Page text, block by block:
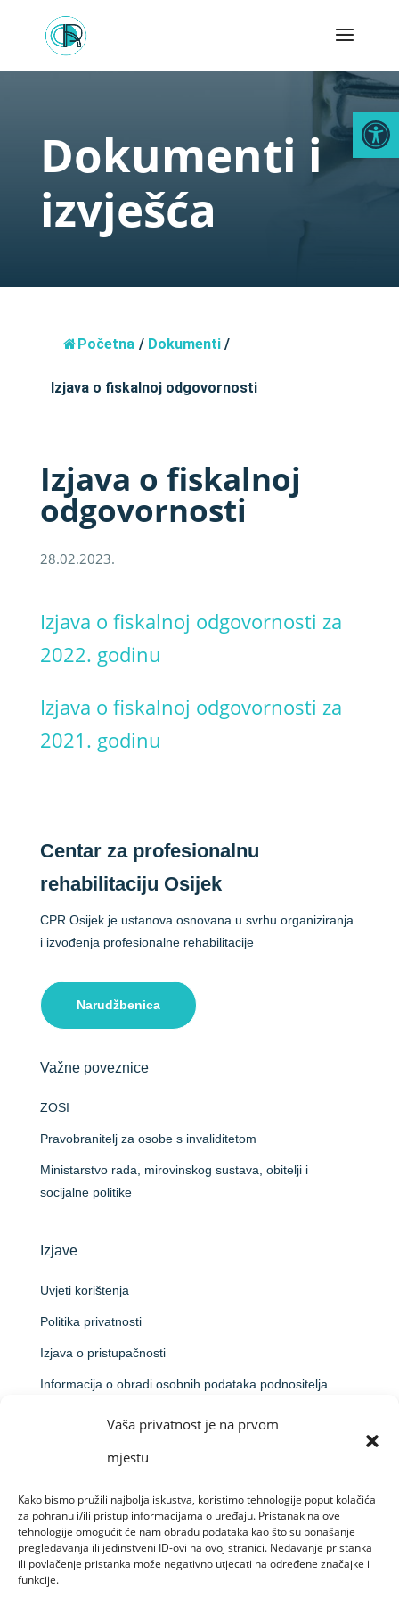
Vaša privatnost je na prvom
mjestu
Kako bismo pružili najbolja iskustva, koristimo tehnologije poput kolačića
za pohranu i/ili pristup informacijama o uređaju. Pristanak na ove
tehnologije omogućit će nam obradu podataka kao što su ponašanje
pregledavanja ili jedinstveni ID-ovi na ovoj stranici. Nedavanje pristanka
ili povlačenje pristanka može negativno utjecati na određene značajke i
funkcije.
Dokumenti i
izvješća
Početna / Dokumenti /
Izjava o fiskalnoj odgovornosti
Izjava o fiskalnoj
odgovornosti
28.02.2023.
Izjava o fiskalnoj odgovornosti za
2022. godinu
Izjava o fiskalnoj odgovornosti za
2021. godinu
Centar za profesionalnu
rehabilitaciju Osijek
CPR Osijek je ustanova osnovana u svrhu organiziranja
i izvođenja profesionalne rehabilitacije
Narudžbenica
Važne poveznice
ZOSI
Pravobranitelj za osobe s invaliditetom
Ministarstvo rada, mirovinskog sustava, obitelji i
socijalne politike
Izjave
Uvjeti korištenja
Politika privatnosti
Izjava o pristupačnosti
Informacija o obradi osobnih podataka podnositelja
Obavijest o obradi putem videonadzora
Made by Raido Solutions &CroArt Studio